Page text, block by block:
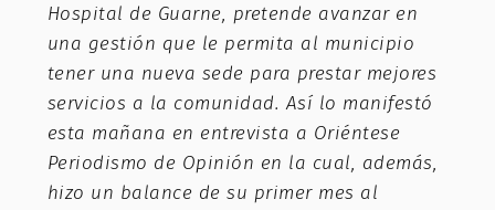
Hospital de Guarne, pretende avanzar en
una gestión que le permita al municipio
tener una nueva sede para prestar mejores
servicios a la comunidad. Así lo manifestó
esta mañana en entrevista a Oriéntese
Periodismo de Opinión en la cual, además,
hizo un balance de su primer mes al